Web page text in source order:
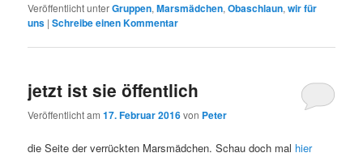
Veröffentlicht unterGruppen,Marsmädchen,Obaschlaun,wir für
uns |Schreibe einen Kommentar
jetzt ist sie öffentlich
Veröffentlicht am17. Februar 2016von Peter
die Seite der verrückten Marsmädchen. Schau doch mal hier